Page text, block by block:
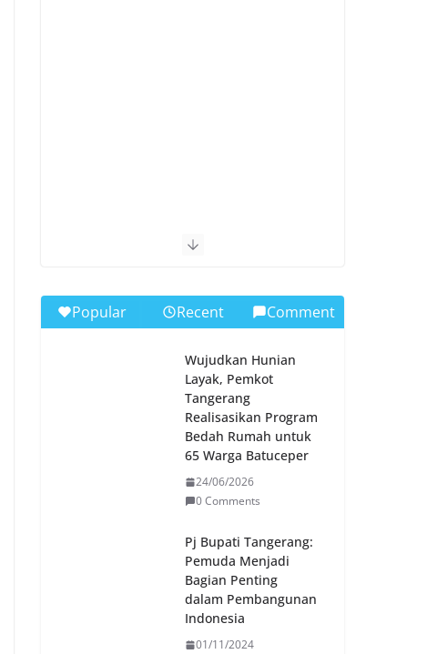
Popular Recent Comment
Wujudkan Hunian
Layak, Pemkot
Tangerang
Realisasikan Program
Bedah Rumah untuk
65 Warga Batuceper
24/06/2026
0 Comments
Pj Bupati Tangerang:
Pemuda Menjadi
Bagian Penting
dalam Pembangunan
Indonesia
01/11/2024